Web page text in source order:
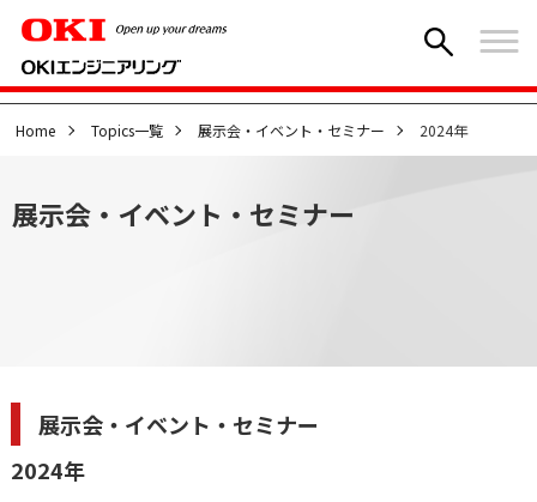
Home Topics一覧 展示会・イベント・セミナー 2024年
展示会・イベント・セミナー
展示会・イベント・セミナー
2024年